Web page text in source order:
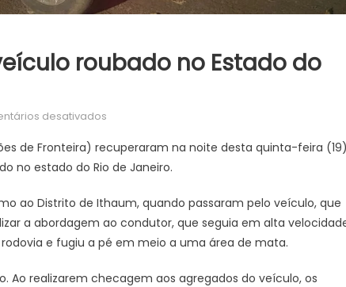
roubado no Estado do
desativados
recupera
em
veículo
roubado
no
do
de Fronteira) recuperaram na noite desta quinta-feira
no estado do Rio de Janeiro.
ao Distrito de Ithaum, quando passaram pelo veículo, que
a abordagem ao condutor, que seguia em alta
e fugiu a pé em meio a uma área de mata.
Ao realizarem checagem aos agregados do veículo, os